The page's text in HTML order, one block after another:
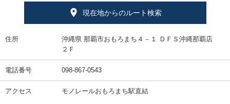
現在地からのルート検索
住所
沖縄県 那覇市おもろまち４－１ ＤＦＳ沖縄那覇店
２Ｆ
電話番号 098-867-0543
アクセス モノレールおもろまち駅直結